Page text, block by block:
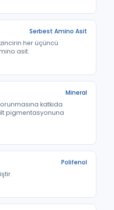
Serbest Amino Asit
her üçüncü
asit.
Mineral
katkıda
pigmentasyonuna
Polifenol